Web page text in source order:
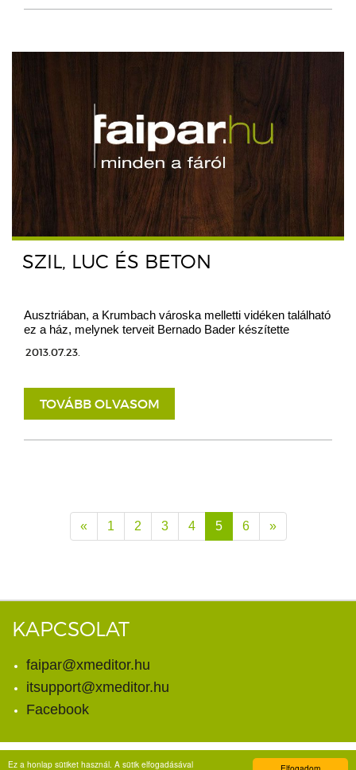
Ez a honlap sütiket használ. A sütik elfogadásával
SZIL, LUC ÉS BETON
Ausztriában, a Krumbach városka melletti vidéken található
ez a ház, melynek terveit Bernado Bader készítette
2013.07.23.
TOVÁBB OLVASOM
« 1 2 3 4 5 6 »
KAPCSOLAT
faipar@xmeditor.hu
itsupport@xmeditor.hu
Facebook